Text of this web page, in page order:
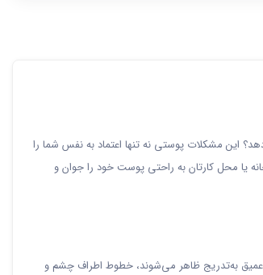
این مشکلات پوستی نه تنها اعتماد به نفس شما را
یا محل کارتان به راحتی پوست خود را جوان و
به‌تدریج ظاهر می‌شوند، خطوط اطراف چشم و